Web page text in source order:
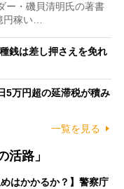
ー・磯貝清明氏の著書
円稼い…
銭は差し押さえを免れ
5万円超の延滞税が積み
一覧を見る
活路」
はかかるか？】警察庁